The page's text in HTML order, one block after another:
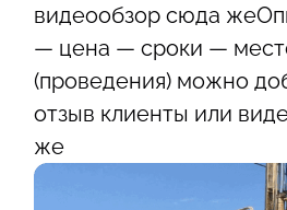
видеообзор сюда
— цена — сроки —
(проведения) можно
отзыв клиенты или
же